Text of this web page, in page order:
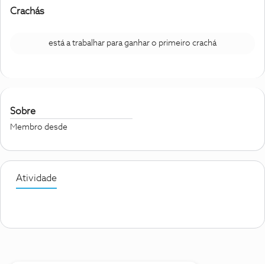
Crachás
está a trabalhar para ganhar o primeiro crachá
Sobre
Membro desde
Atividade